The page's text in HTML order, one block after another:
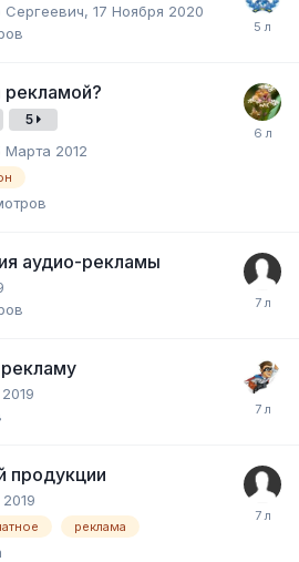
Сергеевич, 17 Ноября 2020
рекламой?
5
Марта 2012
аудио-рекламы
продукции
реклама